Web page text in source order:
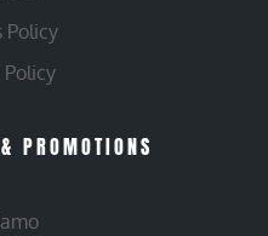
Policy
Policy
PROMOTIONS